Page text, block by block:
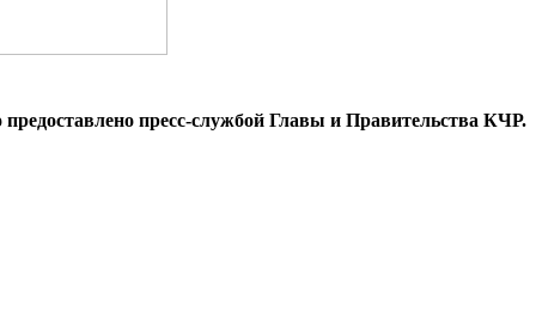
пресс-службой Главы и Правительства КЧР.